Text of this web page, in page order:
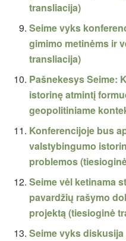
transliacija)
Seime vyks
gimimo metinėms ir
transliacija)
Pašnekesys Seime:
istorinę atmintį
geopolitiniame
Konferencijoje bus
valstybingumo
problemos
Seime vėl ketinama
pavardžių rašymo
projektą (tiesioginė
Seime vyks